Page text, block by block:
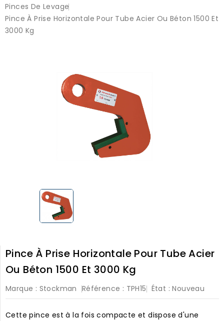
Pinces De Levage
Pince À Prise Horizontale Pour Tube Acier Ou Béton 1500 Et
3000 Kg
Pince À Prise Horizontale Pour Tube Acier
Ou Béton 1500 Et 3000 Kg
Marque : Stockman Référence : TPH15 État : Nouveau
Cette pince est à la fois compacte et dispose d'une